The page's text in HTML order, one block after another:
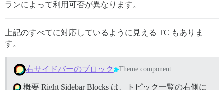
ランによって利用可否が異なります。
上記のすべてに対応しているように見える TC もありま
す。
右サイドバーのブロック Theme component
概要 Right Sidebar Blocks は、トピック一覧の右側に